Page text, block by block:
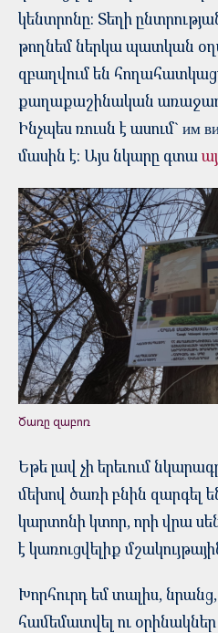
կենտրոնը: Տեղի
թողնեմ ներկա պատկան
զբաղվում են
քաղաքաշինական
Ինչպես ռուսն է ասում` им
մասին է: Այս նկարը գտա
Ծառը զաբոռ
Եթե լավ չի երեւում
մեխով ծառի բնին զարգել
կարտոնի կտոր, որի վրա
է կառուցվելիք
Խորհուրդ եմ տալիս, նրանց,
համեմատվել ու օրինակներ